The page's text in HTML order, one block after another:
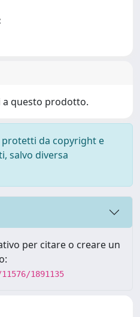
a questo prodotto.
protetti da copyright e
salvo diversa
per citare o creare un
1891135